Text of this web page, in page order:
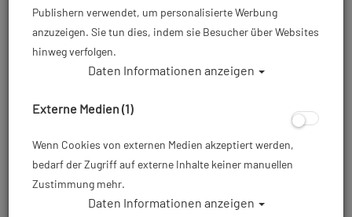
Publishern verwendet, um personalisierte Werbung
anzuzeigen. Sie tun dies, indem sie Besucher über Websites
hinweg verfolgen.
Daten Informationen anzeigen
Externe Medien (1)
Wenn Cookies von externen Medien akzeptiert werden,
bedarf der Zugriff auf externe Inhalte keiner manuellen
Zustimmung mehr.
Daten Informationen anzeigen